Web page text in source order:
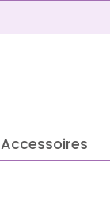
Accessoires